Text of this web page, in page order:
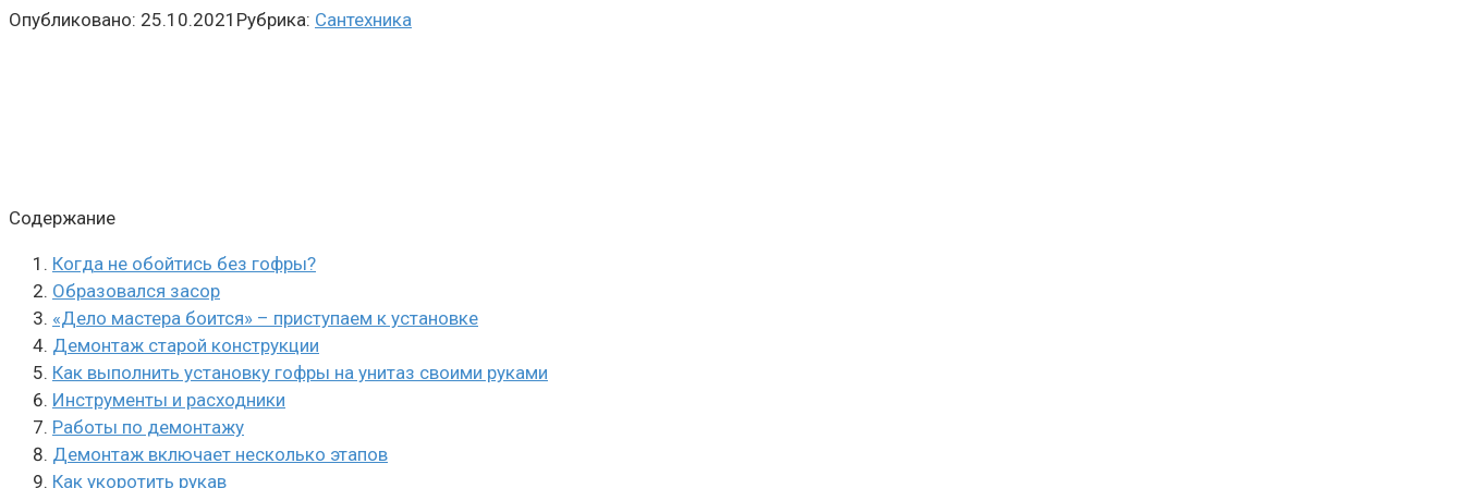
Опубликовано: 25.10.2021 Рубрика: Сантехника
Содержание
Когда не обойтись без гофры?
Образовался засор
«Дело мастера боится» – приступаем к установке
Демонтаж старой конструкции
Как выполнить установку гофры на унитаз своими руками
Инструменты и расходники
Работы по демонтажу
Демонтаж включает несколько этапов
Как укоротить рукав